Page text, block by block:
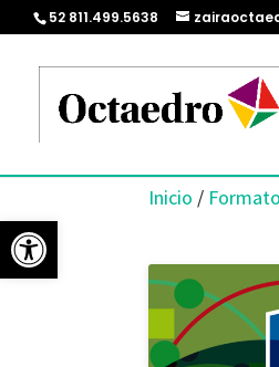
Abrir barra de herramientas
52 811.499.5638
Inicio / Formato